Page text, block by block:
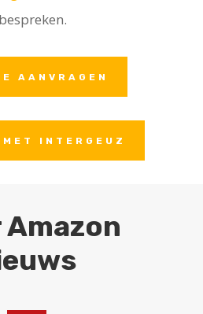
AANVRAGEN
INTERGEUZ
Amazon